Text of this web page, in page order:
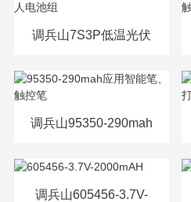
调兵山7S3P低温光伏
调兵山95350-290mah
调兵山605456-3.7V-